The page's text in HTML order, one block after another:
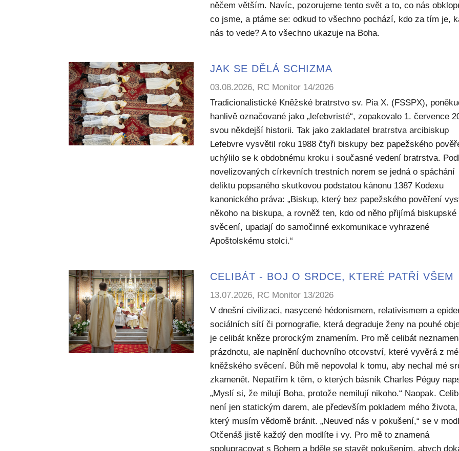
něčem větším. Navíc, pozorujeme tento svět a to, co nás
co jsme, a ptáme se: odkud to všechno pochází, kdo za tím je,
nás to vede? A to všechno ukazuje na Boha.
JAK SE DĚLÁ SCHIZMA
03.08.2026, RC Monitor 14/2026
Tradicionalistické Kněžské bratrstvo sv. Pia X. (FSSPX),
hanlivě označované jako „lefebvristé“, zopakovalo 1. července
svou někdejší historii. Tak jako zakladatel bratrstva arcibiskup
Lefebvre vysvětil roku 1988 čtyři biskupy bez papežského
uchýlilo se k obdobnému kroku i současné vedení bratrstva.
novelizovaných církevních trestních norem se jedná o spáchání
deliktu popsaného skutkovou podstatou kánonu 1387 Kodexu
kanonického práva: „Biskup, který bez papežského pověření
někoho na biskupa, a rovněž ten, kdo od něho přijímá biskupské
svěcení, upadají do samočinné exkomunikace vyhrazené
Apoštolskému stolci.“
CELIBÁT - BOJ O SRDCE, KTERÉ PATŘÍ VŠEM
13.07.2026, RC Monitor 13/2026
V dnešní civilizaci, nasycené hédonismem, relativismem a
sociálních sítí či pornografie, která degraduje ženy na pouhé
je celibát kněze prorockým znamením. Pro mě celibát
prázdnotu, ale naplnění duchovního otcovství, které vyvěrá z
kněžského svěcení. Bůh mě nepovolal k tomu, aby nechal mé
zkamenět. Nepatřím k těm, o kterých básník Charles Péguy
„Myslí si, že milují Boha, protože nemilují nikoho.“ Naopak.
není jen statickým darem, ale především pokladem mého života,
který musím vědomě bránit. „Neuveď nás v pokušení,“ se v
Otčenáš jistě každý den modlíte i vy. Pro mě to znamená
spolupracovat s Bohem a bděle se stavět pokušením, abych